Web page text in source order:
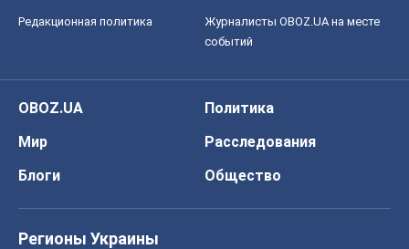
Редакционная политика
Журналисты OBOZ.UA на месте
событий
OBOZ.UA
Политика
Мир
Расследования
Блоги
Общество
Регионы Украины